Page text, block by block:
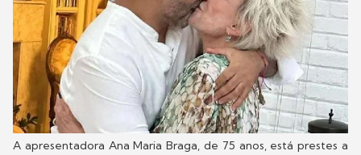
A apresentadora Ana Maria Braga, de 75 anos, está prestes a